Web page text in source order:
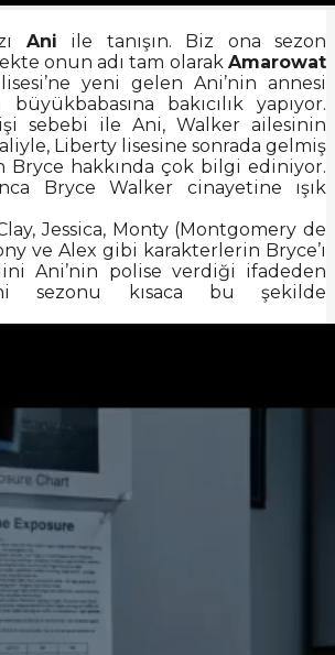
Ani ile tanışın. Biz ona sezon
onun adı tam olarak Amarowat
yeni gelen Ani’nin annesi
büyükbabasına bakıcılık yapıyor.
sebebi ile Ani, Walker ailesinin
Liberty lisesine sonrada gelmiş
Bryce hakkında çok bilgi ediniyor.
Bryce Walker cinayetine ışık
Jessica, Monty (Montgomery de
ve Alex gibi karakterlerin Bryce’ı
Ani’nin polise verdiği ifadeden
sezonu kısaca bu şekilde